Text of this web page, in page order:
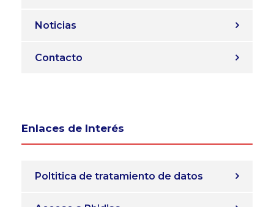
Noticias
Contacto
Enlaces de Interés
Poltitica de tratamiento de datos